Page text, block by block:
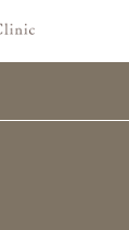
【Joli